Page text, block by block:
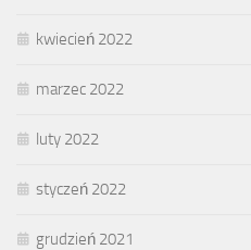
kwiecień 2022
marzec 2022
luty 2022
styczeń 2022
grudzień 2021